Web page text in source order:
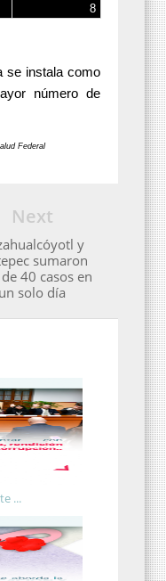
8
se instala como
número de
Federal
Next
y
sumaron
40 casos en
un solo día
...